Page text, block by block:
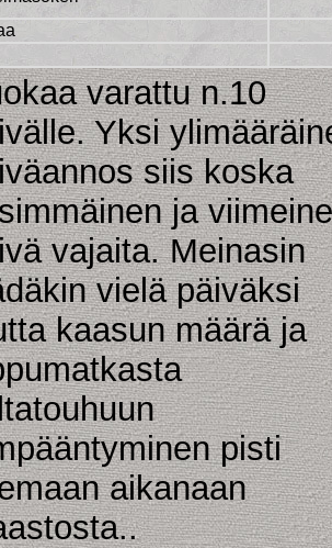
varattu n.10
Yksi
siis koska
ja
vajaita. Meinasin
vielä päiväksi
kaasun määrä ja
pisti
aikanaan